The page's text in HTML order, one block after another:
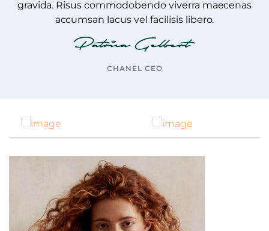
gravida. Risus commodobendo viverra maecenas
accumsan lacus vel facilisis libero.
CHANEL CEO